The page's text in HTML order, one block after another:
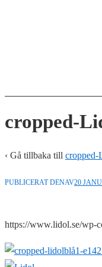
cropped-
‹ Gå tillbaka till cropped-
PUBLICERAT DENAV20
https://www.lidol.se/wp-